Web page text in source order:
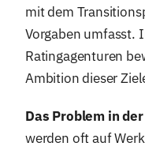
mit dem
Vorgaben umfasst.
Ratingagenturen
Ambition dieser
Das Problem in
werden oft auf